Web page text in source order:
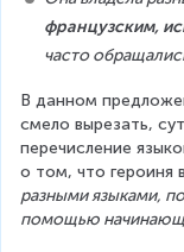
французским,
часто
В данном
смело вырезать,
перечисление
о том, что героиня
разными языками,
помощью